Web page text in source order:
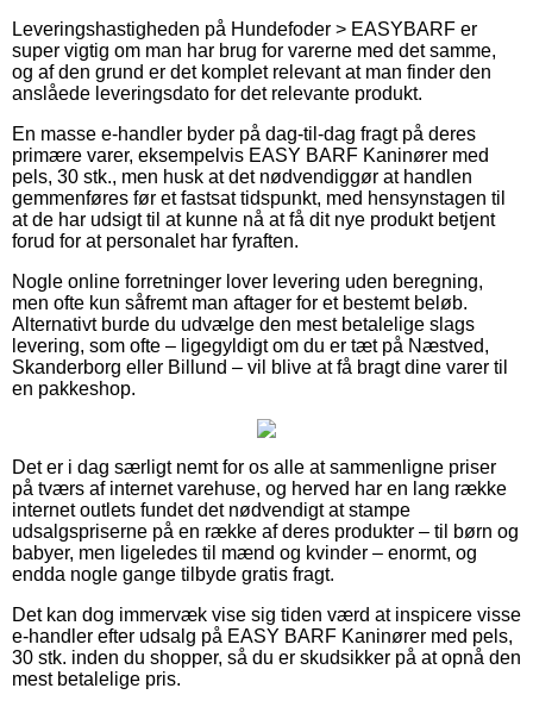
Leveringshastigheden på Hundefoder > EASYBARF er
super vigtig om man har brug for varerne med det samme,
og af den grund er det komplet relevant at man finder den
anslåede leveringsdato for det relevante produkt.
En masse e-handler byder på dag-til-dag fragt på deres
primære varer, eksempelvis EASY BARF Kaninører med
pels, 30 stk., men husk at det nødvendiggør at handlen
gemmenføres før et fastsat tidspunkt, med hensynstagen til
at de har udsigt til at kunne nå at få dit nye produkt betjent
forud for at personalet har fyraften.
Nogle online forretninger lover levering uden beregning,
men ofte kun såfremt man aftager for et bestemt beløb.
Alternativt burde du udvælge den mest betalelige slags
levering, som ofte – ligegyldigt om du er tæt på Næstved,
Skanderborg eller Billund – vil blive at få bragt dine varer til
en pakkeshop.
Det er i dag særligt nemt for os alle at sammenligne priser
på tværs af internet varehuse, og herved har en lang række
internet outlets fundet det nødvendigt at stampe
udsalgspriserne på en række af deres produkter – til børn og
babyer, men ligeledes til mænd og kvinder – enormt, og
endda nogle gange tilbyde gratis fragt.
Det kan dog immervæk vise sig tiden værd at inspicere visse
e-handler efter udsalg på EASY BARF Kaninører med pels,
30 stk. inden du shopper, så du er skudsikker på at opnå den
mest betalelige pris.